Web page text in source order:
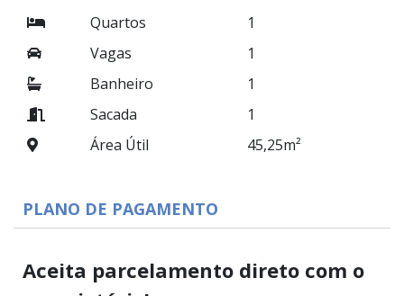
Quartos
1
Vagas
1
Banheiro
1
Sacada
1
Área Útil
45,25m²
PLANO DE PAGAMENTO
Aceita parcelamento direto com o